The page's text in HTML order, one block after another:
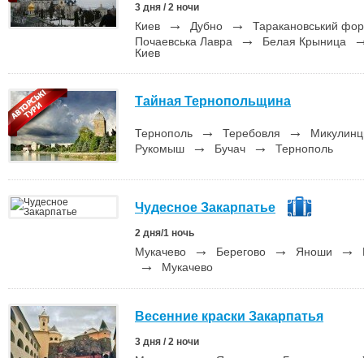
3 дня / 2 ночи
Киев → Дубно →
Таракановський
Почаевська Лавра
→ Белая Крыница
Киев
Тайная Тернопольщина
Тернополь → Теребовля →
Рукомыш
→ Бучач → Тернополь
Чудесное Закарпатье
2 дня/1 ночь
Мукачево → Берегово → Яноши →
→ Мукачево
Весенние краски Закарпатья
3 дня / 2 ночи